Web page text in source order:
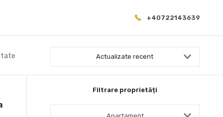
+40722143639
Actualizate recent
Filtrare proprietăți